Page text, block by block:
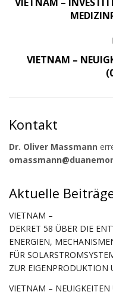
VIETNAM –
Kontakt
Dr. Oliver Massmann
Aktuelle
VIETNAM –
DEKRET 58 ÜBER DIE
ENERGIEN,
FÜR
ZUR EIGENPRODUKTION
VIETNAM –